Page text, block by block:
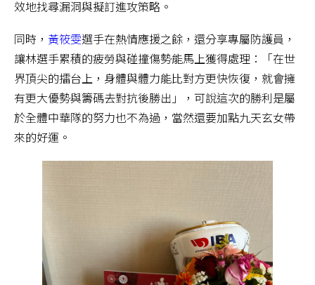
效地找尋漏洞與擬訂進攻策略。
同時， 黃筱雯選手在熱情應援之餘，還分享專屬防護員，
讓林選手累積的疲勞與碰撞傷勢能馬上獲得處理：「在世
界頂尖的擂台上，身體與體力能比對方更快恢復，就會擁
有更大優勢與籌碼去對抗後勝出」，可說這次的勝利是屬
於全體中華隊的努力也不為過，當然還要加點九天玄女帶
來的好運。